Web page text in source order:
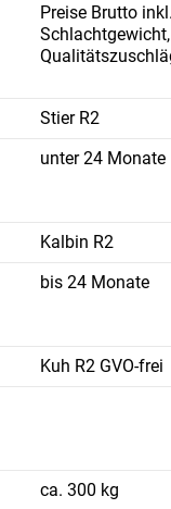
Preise Brutto
Stier R2
unter 24 Monate
Kalbin R2
bis 24 Monate
Kuh R2 GVO-frei
ca. 300 kg